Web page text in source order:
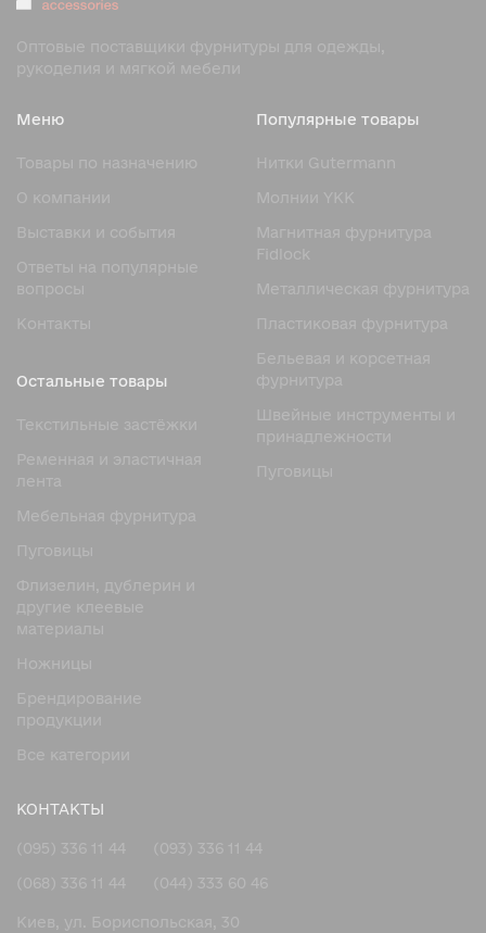
Оптовые поставщики фурнитуры для одежды,
рукоделия и мягкой мебели
Меню
Товары по назначению
О компании
Выставки и события
Ответы на популярные
вопросы
Контакты
Популярные товары
Нитки Gutermann
Молнии YKK
Магнитная фурнитура
Fidlock
Металлическая фурнитура
Пластиковая фурнитура
Бельевая и корсетная
фурнитура
Швейные инструменты и
принадлежности
Пуговицы
Остальные товары
Текстильные застёжки
Ременная и эластичная
лента
Мебельная фурнитура
Пуговицы
Флизелин, дублерин и
другие клеевые
материалы
Ножницы
Брендирование
продукции
Все категории
КОНТАКТЫ
(095) 336 11 44
(093) 336 11 44
(068) 336 11 44
(044) 333 60 46
Киев, ул. Бориспольская, 30